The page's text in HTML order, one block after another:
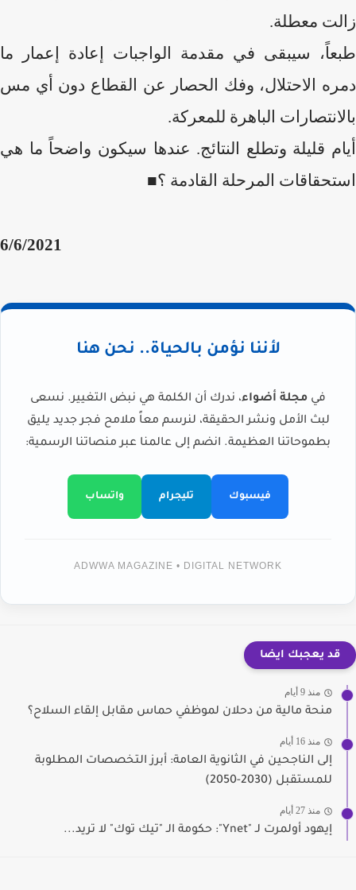
زالت معطلة.
طبعاً، سيبقى في مقدمة الواجبات إعادة إعمار ما
دمره الاحتلال، وفك الحصار عن القطاع دون أي مس
بالانتصارات الباهرة للمعركة.
أيام قليلة وتطلع النتائج. عندها سيكون واضحاً ما هي
استحقاقات المرحلة القادمة ؟■
6/6/2021
لأننا نؤمن بالحياة.. نحن هنا
في مجلة أضواء، ندرك أن الكلمة هي نبض التغيير. نسعى
لبث الأمل ونشر الحقيقة، لنرسم معاً ملامح فجر جديد يليق
بطموحاتنا العظيمة. انضم إلى عالمنا عبر منصاتنا الرسمية:
فيسبوك تليجرام واتساب
ADWWA MAGAZINE • DIGITAL NETWORK
قد يعجبك ايضا
منذ 9 أيام
منحة مالية من دحلان لموظفي حماس مقابل إلقاء السلاح؟
منذ 16 أيام
إلى الناجحين في الثانوية العامة: أبرز التخصصات المطلوبة
للمستقبل (2030-2050)
منذ 27 أيام
إيهود أولمرت لـ "Ynet": حكومة الـ "تيك توك" لا تريد...